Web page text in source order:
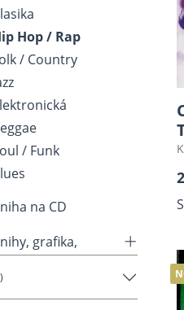
Hop / Rap
/ Country
/ Funk
na CD
grafika,